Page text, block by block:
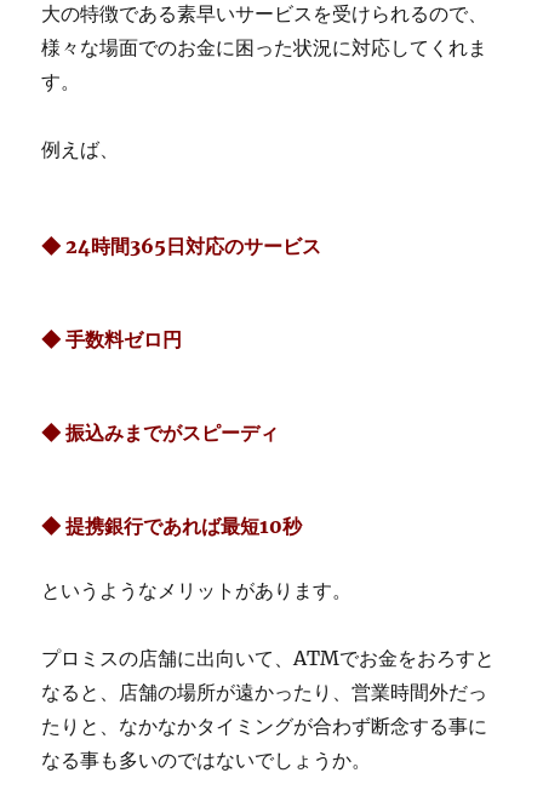
大の特徴である素早いサービスを受けられるので、
様々な場面でのお金に困った状況に対応してくれま
す。
例えば、
◆ 24時間365日対応のサービス
◆ 手数料ゼロ円
◆ 振込みまでがスピーディ
◆ 提携銀行であれば最短10秒
というようなメリットがあります。
プロミスの店舗に出向いて、ATMでお金をおろすと
なると、店舗の場所が遠かったり、営業時間外だっ
たりと、なかなかタイミングが合わず断念する事に
なる事も多いのではないでしょうか。